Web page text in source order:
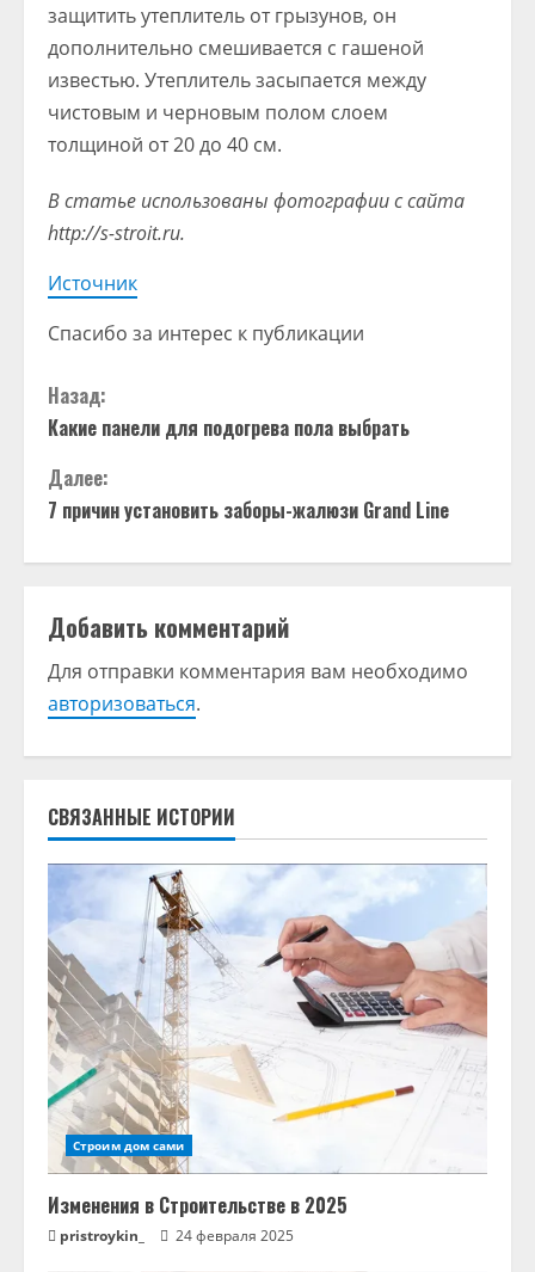
защитить утеплитель от грызунов, он
дополнительно смешивается с гашеной
известью. Утеплитель засыпается между
чистовым и черновым полом слоем
толщиной от 20 до 40 см.
В статье использованы фотографии с сайта
http://s-stroit.ru.
Источник
Спасибо за интерес к публикации
П
р
о
д
о
л
ж
и
т
ь
т
е
н
и
е
Назад:
Какие панели для подогрева пола выбрать
Далее:
7 причин установить заборы-жалюзи Grand Line
Добавить комментарий
Для отправки комментария вам необходимо
авторизоваться.
СВЯЗАННЫЕ ИСТОРИИ
Строим дом сами
Изменения в Строительстве в 2025
pristroykin_ 24 февраля 2025